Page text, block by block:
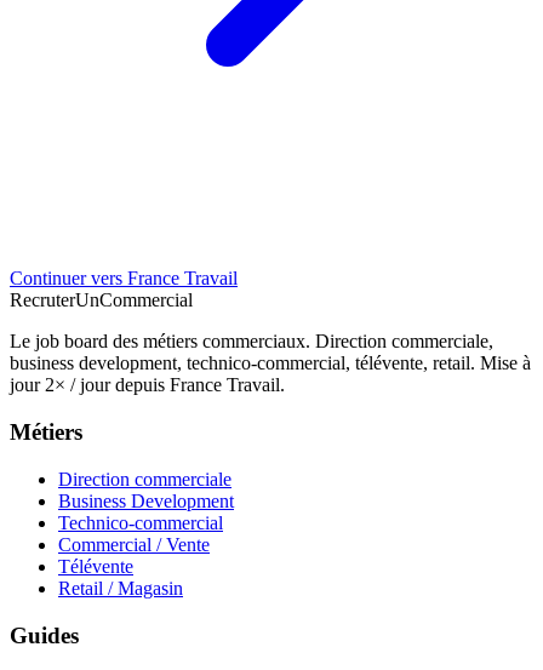
Continuer vers France Travail
RecruterUnCommercial
Le job board des métiers commerciaux. Direction commerciale,
business development, technico-commercial, télévente, retail. Mise à
jour 2× / jour depuis France Travail.
Métiers
Direction commerciale
Business Development
Technico-commercial
Commercial / Vente
Télévente
Retail / Magasin
Guides